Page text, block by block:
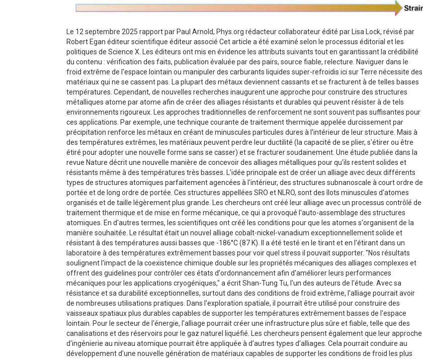
Le 12 septembre 2025 rapport par Paul Arnold, Phys.org rédacteur collaborateur édité par Lisa Lock, révisé par
Robert Egan éditeur scientifique éditeur associé Cet article a été examiné selon le processus éditorial et les
politiques de Science X. Les éditeurs ont mis en évidence les attributs suivants tout en garantissant la crédibilité
du contenu : vérification des faits, publication évaluée par des pairs, source fiable, relecture. Naviguer dans le
froid extrême de l'espace lointain ou manipuler des carburants liquides super-refroidis ici sur Terre nécessite des
matériaux qui ne se cassent pas. La plupart des métaux deviennent cassants et se fracturent à de telles basses
températures. Cependant, de nouvelles recherches inaugurent une approche pour construire des structures
métalliques atome par atome afin de créer des alliages résistants et durables qui peuvent résister à de tels
environnements rigoureux. Les approches traditionnelles de renforcement ne sont souvent pas suffisantes pour
ces applications. Par exemple, une technique courante de traitement thermique appelée durcissement par
précipitation renforce les métaux en créant de minuscules particules dures à l'intérieur de leur structure. Mais à
des températures extrêmes, les matériaux peuvent perdre leur ductilité (la capacité de se plier, s'étirer ou être
étiré pour adopter une nouvelle forme sans se casser) et se fracturer soudainement. Une étude publiée dans la
revue Nature décrit une nouvelle manière de concevoir des alliages métalliques pour qu'ils restent solides et
résistants même à des températures très basses. L'idée principale est de créer un alliage avec deux différents
types de structures atomiques parfaitement agencées à l'intérieur, des structures subnanoscale à court ordre de
portée et de long ordre de portée. Ces structures appellées SRO et NLRO, sont des îlots minuscules d'atomes
organisés et de taille légèrement plus grande. Les chercheurs ont créé leur alliage avec un processus contrôlé de
traitement thermique et de mise en forme mécanique, ce qui a provoqué l'auto-assemblage des structures
atomiques. En d'autres termes, les scientifiques ont créé les conditions pour que les atomes s'organisent de la
manière souhaitée. Le résultat était un nouvel alliage cobalt-nickel-vanadium exceptionnellement solide et
résistant à des températures aussi basses que -186°C (87 K). Il a été testé en le tirant et en l'étirant dans un
laboratoire à des températures extrêmement basses pour voir quel stress il pouvait supporter. "Nos résultats
soulignent l'impact de la coexistence chimique double sur les propriétés mécaniques des alliages complexes et
offrent des guidelines pour contrôler ces états d'ordonnancement afin d'améliorer leurs performances
mécaniques pour les applications cryogéniques," a écrit Shan-Tung Tu, l'un des auteurs de l'étude. Avec sa
résistance et sa durabilité exceptionnelles, surtout dans des conditions de froid extrême, l'alliage pourrait avoir
de nombreuses utilisations pratiques. Dans l'exploration spatiale, il pourrait être utilisé pour construire des
vaisseaux spatiaux plus durables capables de supporter les températures extrêmement basses de l'espace
lointain. Pour le secteur de l'énergie, l'alliage pourrait créer une infrastructure plus sûre et fiable, telle que des
canalisations et des réservoirs pour le gaz naturel liquéfié. Les chercheurs pensent également que leur approche
d'ingénierie au niveau atomique pourrait être appliquée à d'autres types d'alliages. Cela pourrait conduire au
développement d'une nouvelle génération de matériaux capables de supporter les conditions de froid les plus